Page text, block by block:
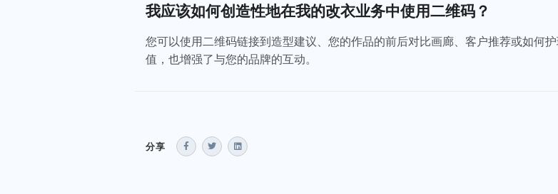
我应该如何创造性地在我的改衣业务中使用二维码？
您可以使用二维码链接到造型建议、您的作品的前后对比画廊、客户推荐或如何
值，也增强了与您的品牌的互动。
分享